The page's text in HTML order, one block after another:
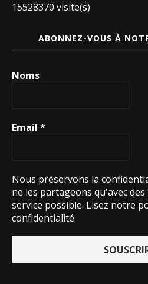
15528370 visite(s)
ABONNEZ-VOUS À
Noms
Email *
Nous préservons la
ne les partageons qu'avec
service possible. Lisez notre
confidentialité.